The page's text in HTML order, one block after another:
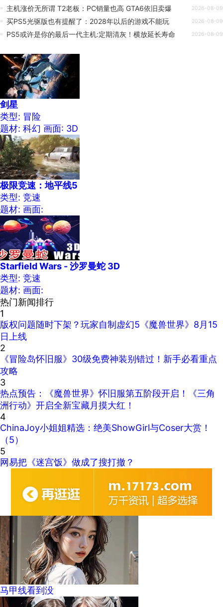
主机涨价无所谓 T2老板：PC销量也高 GTA6依旧卖爆 2026-08-09
买PS5光驱版也有提醒了：2028年以后的游戏不能玩 2026-08-09
PS5或许是你的最后一代主机:定期清灰！横放延长寿命 2026-08-09
剑星
类型: 冒险
题材: 科幻 画面: 3D
极限竞速：地平线5
类型: 竞速
题材: 画面:
Starfield Wars - 沙罗曼蛇 3D
类型: 竞速
题材: 画面:
热门新闻排行
1
版权问题随时下架？玩家自制虚幻5《魔兽世界》8月15
日上线
2
《冒险岛怀旧服》30级免费神装别错过！新手必看重点
攻略
3
热点预告：《魔兽世界》怀旧服第五阶段开启！《三角
洲行动》开启全新宝藏月摸大红！
4
ChinaJoy小姐姐精选：绝美ShowGirl与Coser大赏！
（5）
5
网易把《迷宫饭》做成了搜打撤？
马甲线看到没